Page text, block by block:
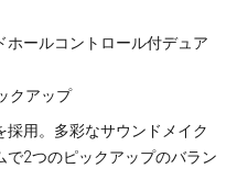
ールコントロール付デュア
クアップ
用。多彩なサウンドメイク
2つのピックアップのバラン